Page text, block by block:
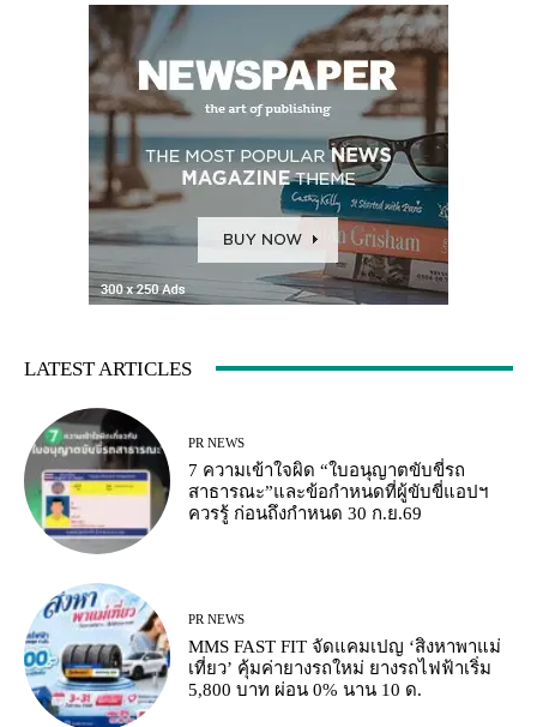
LATEST ARTICLES
PR NEWS
7 ความเข้าใจผิด “ใบอนุญาตขับขี่รถ
สาธารณะ”และข้อกำหนดที่ผู้ขับขี่แอปฯ
ควรรู้ ก่อนถึงกำหนด 30 ก.ย.69
PR NEWS
MMS FAST FIT จัดแคมเปญ ‘สิงหาพาแม่
เที่ยว’ คุ้มค่ายางรถใหม่ ยางรถไฟฟ้าเริ่ม
5,800 บาท ผ่อน 0% นาน 10 ด.